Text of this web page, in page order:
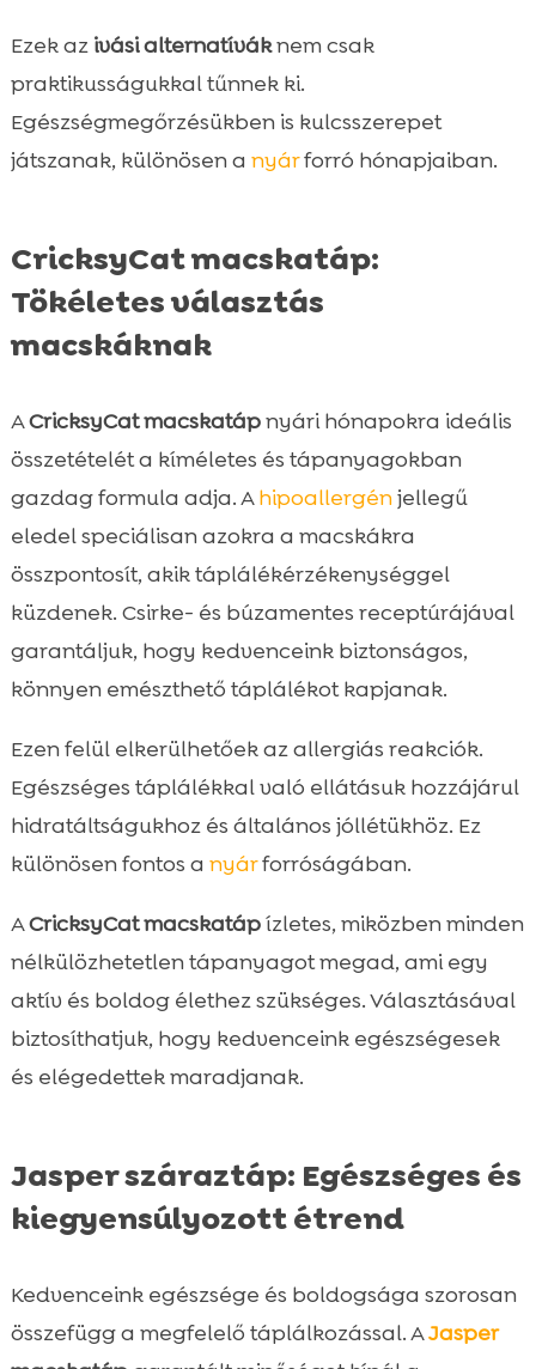
Ezek az ivási alternatíváknem csak
praktikusságukkal tűnnek ki.
Egészségmegőrzésükben is kulcsszerepet
játszanak, különösen a nyárforró hónapjaiban.
CricksyCat macskatáp:
Tökéletes választás
macskáknak
ACricksyCat macskatápnyári hónapokra ideális
összetételét a kíméletes és tápanyagokban
gazdag formula adja. Ahipoallergénjellegű
eledel speciálisan azokra a macskákra
összpontosít, akik táplálékérzékenységgel
küzdenek. Csirke- és búzamentes receptúrájával
garantáljuk, hogy kedvenceink biztonságos,
könnyen emészthető táplálékot kapjanak.
Ezen felül elkerülhetőek az allergiás reakciók.
Egészséges táplálékkal való ellátásuk hozzájárul
hidratáltságukhoz és általános jóllétükhöz. Ez
különösen fontos a nyárforróságában.
ACricksyCat macskatápízletes, miközben minden
nélkülözhetetlen tápanyagot megad, ami egy
aktív és boldog élethez szükséges. Választásával
biztosíthatjuk, hogy kedvenceink egészségesek
és elégedettek maradjanak.
Jasper száraztáp: Egészséges és
kiegyensúlyozott étrend
Kedvenceink egészsége és boldogsága szorosan
összefügg a megfelelő táplálkozással. AJasper